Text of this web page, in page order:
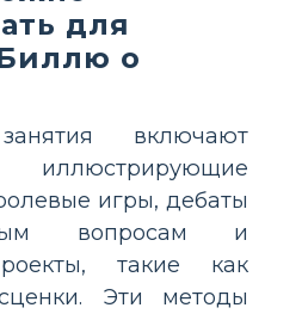
для
о
включают
игры, дебаты
вопросам и
такие как
Эти методы